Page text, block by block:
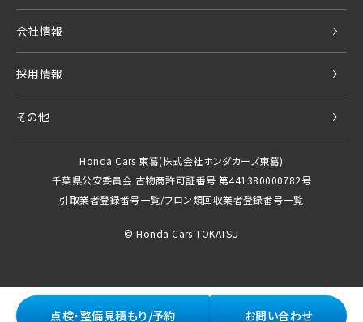
会社情報
採用情報
その他
Honda Cars 東葛(株式会社ホンダカーズ東葛)
千葉県公安委員会 古物商許可証番号 第441380000782号
引取業者登録番号一覧/フロン類回収業者登録番号一覧
© Honda Cars TOKATSU
点検・整備見積もり/予約 お問い合わせ